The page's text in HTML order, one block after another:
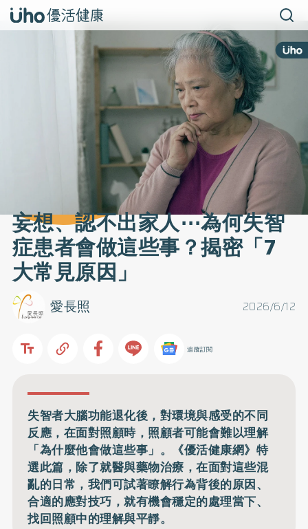
妄想、認不出家人⋯為何失智
症患者會做這些事？揭密「7
大常見原因」
2026/6/12
愛長照
追蹤訂閱
失智者大腦功能退化後，對環境與感受的不同
反應，在面對照顧時，照顧者可能會難以理解
「為什麼他會做這些事」。《優活健康網》特
選此篇，除了就醫與藥物治療，在面對這些混
亂的日常，我們可試著瞭解行為背後的原因、
合適的應對技巧，就有機會穩定的處理當下、
找回照顧中的理解與平靜。